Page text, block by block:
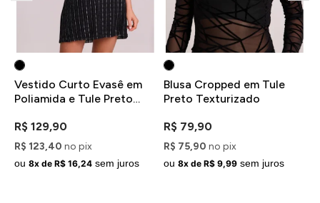
Vestido Curto Evasê em
Poliamida e Tule Preto
Brilhos
R$ 129,90
R$ 123,40 no pix
ou 8x de R$ 16,24 sem juros
Blusa Cropped em Tule
Preto Texturizado
R$ 79,90
R$ 75,90 no pix
ou 8x de R$ 9,99 sem juros